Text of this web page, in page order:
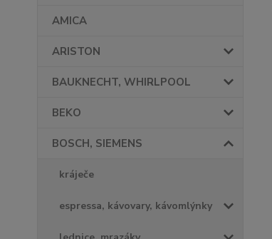
AMICA
ARISTON
BAUKNECHT, WHIRLPOOL
BEKO
BOSCH, SIEMENS
kráječe
espressa, kávovary, kávomlýnky